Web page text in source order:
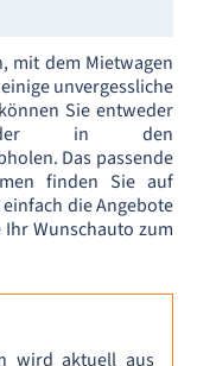
mit dem Mietwagen
unvergessliche
Sie entweder
in den
Das passende
finden Sie auf
die Angebote
Wunschauto zum
wird aktuell aus